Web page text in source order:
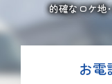
的確なロケ地
お電